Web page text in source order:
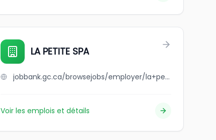
LA PETITE SPA
jobbank.gc.ca/browsejobs/employer/la+petite+spa/ca
Voir les emplois et détails